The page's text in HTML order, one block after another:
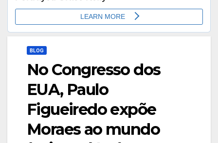
BLOG
No Congresso dos
EUA, Paulo
Figueiredo expõe
Moraes ao mundo